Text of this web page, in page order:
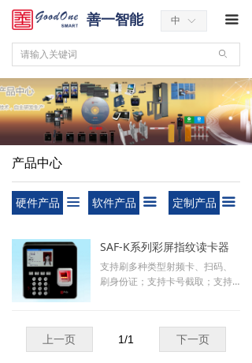
善一智能 ꀅ
中
ꄙ
끀
产品中心
硬件产品 끀 软件产品 끀 定制产品 끀
SAF-K系列彩屏指纹读卡器
支持刷多种类型射频卡、扫码、
刷身份证；支持卡号截取；支持
上一页 下一页
1/1